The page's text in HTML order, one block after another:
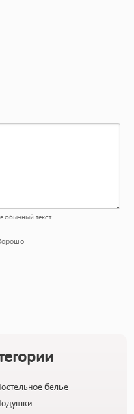
обычный текст.
белье